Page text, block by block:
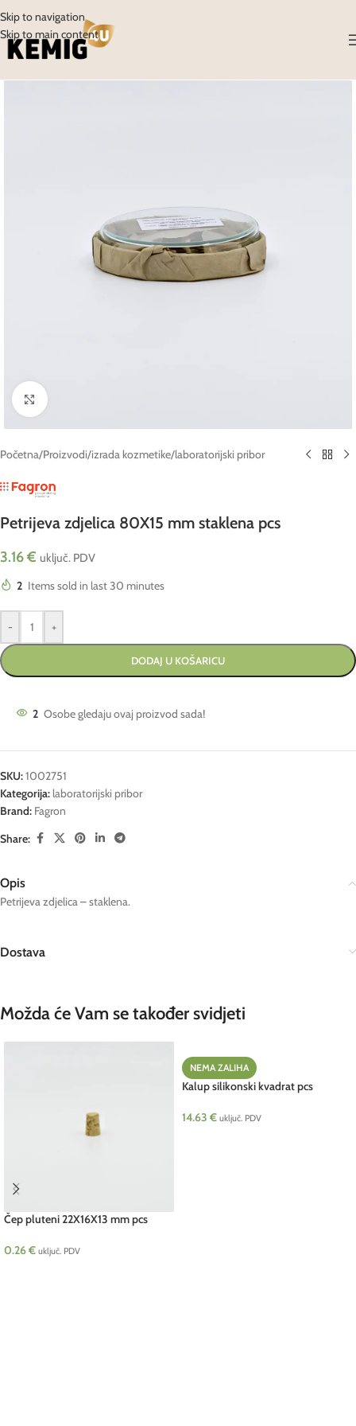
Skip to navigation
Skip to main content
Click to enlarge
Početna/Proizvodi/izrada kozmetike/laboratorijski pribor
Petrijeva zdjelica 80X15 mm staklena pcs
3.16€ uključ. PDV
2 Items sold in last 30 minutes
- +
DODAJ U KOŠARICU
2 Osobe gledaju ovaj proizvod sada!
SKU:1002751
Kategorija: laboratorijski pribor
Brand: Fagron
Share:
Opis
Petrijeva zdjelica – staklena.
Dostava
Možda će Vam se također svidjeti
Čep pluteni 22X16X13 mm pcs
0.26€ uključ. PDV
NEMA ZALIHA
Kalup silikonski kvadrat pcs
14.63 € uključ. PDV